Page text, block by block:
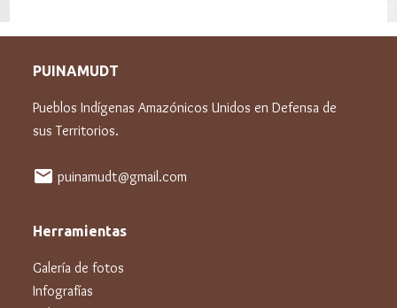
PUINAMUDT
Pueblos Indígenas Amazónicos Unidos en Defensa de
sus Territorios.
mail puinamudt@gmail.com
Herramientas
Galería de fotos
Infografías